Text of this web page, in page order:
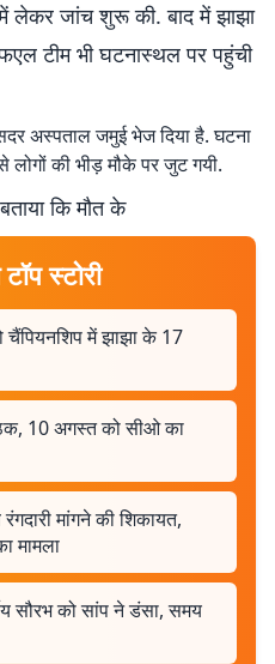
जांच शुरू की. बाद में झाझा
टीम भी घटनास्थल पर पहुंची
अस्पताल जमुई भेज दिया है. घटना
की भीड़ मौके पर जुट गयी.
कि मौत के
स्टोरी
चैंपियनशिप में झाझा के 17
10 अगस्त को सीओ का
मांगने की शिकायत,
मामला
सौरभ को सांप ने डंसा, समय